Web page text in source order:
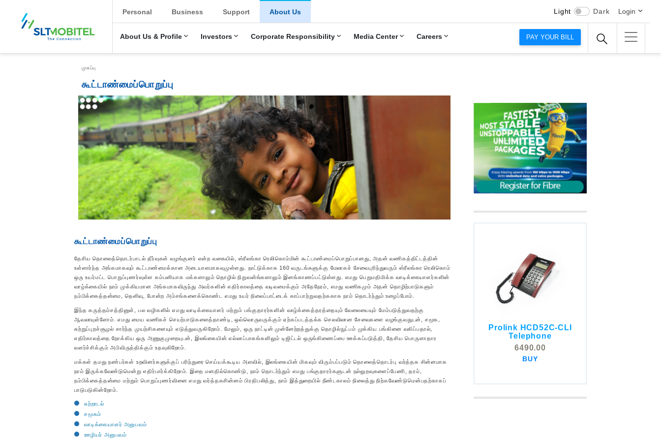
Personal Business Support About Us
About Us & Profile Investors Corporate Responsibility Media Center Careers
Light Dark Login
PAY YOUR BILL
Breadcrumb
முகப்பு
கூட்டாண்மைப்பொறுப்பு
கூட்டாண்மைப்பொறுப்பு
தேசிய தொலைத்தொடர்பாடல் தீர்வுகள் வழங்குனர் என்ற வகையில், ஸ்ரீலங்கா ரெலிகொம்மின் கூட்டாண்மைப்பொறுப்பானது, அதன் வணிகத்திட்டத்தின்
உள்ளார்ந்த அங்கமாகவும் கூட்டாண்மைக்கான அடையாளமாகவுமுள்ளது. நாட்டுக்காக 160 வருடங்களுக்கு மேலாகச் சேவைபுரிந்துவரும் ஸ்ரீலங்கா ரெலிகொம்
ஒரு உயர்மட்ட பொறுப்புணர்வுள்ள கம்பனியாக மக்களாலும் தொழில் நிறுவன்ங்களாலும் இனங்காணப்பட்டுள்ளது. எமது பெறுமதிமிக்க வாடிக்கையாளர்களின்
வாழ்க்கையில் நாம் முக்கியமான அங்கமாகவிருந்து அவர்களின் எதிர்காலத்தை வடிவமைக்கும் அதேநேரம், எமது வணிகமும் அதன் தொழிற்பாடுகளும்
நம்பிக்கைத்தன்மை, தெளிவு, போன்ற அம்சங்களைக்கொண்ட எமது உயர் நிலைப்பாட்டைக் காப்பாற்றுவதற்ககாக நாம் தொடர்ந்தும் உழைப்போம்.
இந்த கருத்தம்சத்தினுள், பல வழிகளில் எமது வாடிக்கையாளர் மற்றும் பங்குதாரர்களின் வாழ்க்கைத்தரத்தையும் வேலையையும் மேம்படுத்துவதற்கு
ஆவலாயுள்ளோம். எமது மைய வணிகச் செயற்பாடுகளைத்தாண்டி, ஒவ்வொருவருக்கும் ஏற்கப்படத்தக்க செலவிலான சேவைகளை வழங்குவதுடன், சமூக,
சுற்றுப்புறச்சூழல் சார்ந்த முயற்சிகளையும் எடுத்துவருகிறோம். மேலும், ஒரு நாட்டின் முன்னேற்றத்துக்கு தொழில்நுட்பம் முக்கிய பங்கினை வகிப்பதால்,
எதிர்காலத்தை நோக்கிய ஒரு அணுகுமுறையுடன், இலங்கையின் எல்லாப்பாகங்களிலும் டிஜிட்டல் ஒருங்கிணைப்பை ஊக்கப்படுத்தி, தேசிய பொருளாதார
வளர்ச்சிக்கும் அபிவிருத்திக்கும் உதவுகிறோம்.
மக்கள் தமது நண்பர்கள் உறவினர்களுக்குப் பரிந்துரை செய்யக்கூடிய அளவில், இலங்கையின் மிகவும் விரும்பப்படும் தொலைத்தொடர்பு வர்த்தக சின்னமாக
நாம் இருக்கவேண்டுமென்று எதிர்பார்க்கிறோம். இதை மனதில்கொண்டு, நாம் தொடர்ந்தும் எமது பங்குதாரர்களுடன் நல்லுறவுகளைப்பேணி, தரம்,
நம்பிக்கைத்தன்மை மற்றும் பொறுப்புணர்வினை எமது வர்த்தகசின்னம் பிரதிபலித்து, நாம் இத்துறையில் நீண்டகாலம் நிலைத்து நிற்கவேண்டுமென்பதற்காகப்
பாடுபடுகின்றோம்.
சுற்றாடல்
சமூகம்
வாடிக்கையாளர் அனுபவம்
ஊழியர் அனுபவம்
Prolink HCD52C-CLI
Telephone
6490.00
BUY